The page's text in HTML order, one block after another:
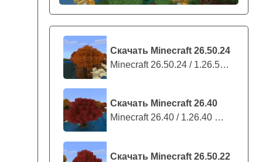
Скачать Minecraft 26.50.24
Minecraft 26.50.24 / 1.26.50.24 предс...
Скачать Minecraft 26.40
Minecraft 26.40 / 1.26.40 — стабильны...
Скачать Minecraft 26.50.22